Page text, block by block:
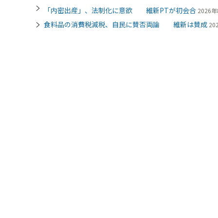
「内密出産」、法制化に意欲 維新PTが初会合 2026
食料品の消費税減税、自民に賛否両論 維新は賛成